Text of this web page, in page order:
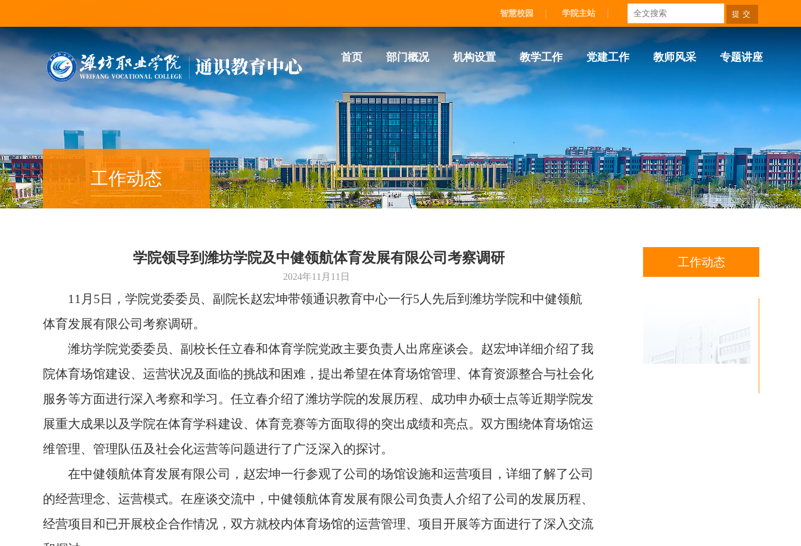
智慧校园 学院主站
首页 部门概况 机构设置 教学工作 党建工作 教师风采 专题讲座
工作动态
工作动态
学院领导到潍坊学院及中健领航体育发展有限公司考察调研
2024年11月11日
11月5日，学院党委委员、副院长赵宏坤带领通识教育中心一行5人先后到潍坊学院和中健领航
体育发展有限公司考察调研。
潍坊学院党委委员、副校长任立春和体育学院党政主要负责人出席座谈会。赵宏坤详细介绍了我
院体育场馆建设、运营状况及面临的挑战和困难，提出希望在体育场馆管理、体育资源整合与社会化
服务等方面进行深入考察和学习。任立春介绍了潍坊学院的发展历程、成功申办硕士点等近期学院发
展重大成果以及学院在体育学科建设、体育竞赛等方面取得的突出成绩和亮点。双方围绕体育场馆运
维管理、管理队伍及社会化运营等问题进行了广泛深入的探讨。
在中健领航体育发展有限公司，赵宏坤一行参观了公司的场馆设施和运营项目，详细了解了公司
的经营理念、运营模式。在座谈交流中，中健领航体育发展有限公司负责人介绍了公司的发展历程、
经营项目和已开展校企合作情况，双方就校内体育场馆的运营管理、项目开展等方面进行了深入交流